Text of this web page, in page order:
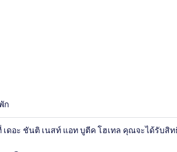
ก
ดอะ ชันติ เนสท์ แอท บูตีค โฮเทล คุณจะได้รับสิ